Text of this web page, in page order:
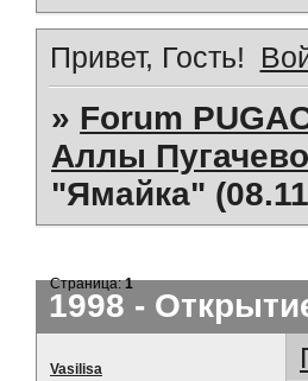
Привет, Гость!
» Forum
Аллы
"Ямайка"
1998 -
Страница:1
Vasilisa